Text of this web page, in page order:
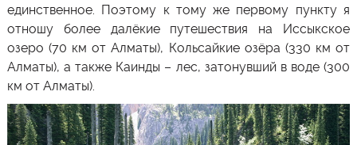
единственное. Поэтому к тому же первому пункту я
отношу более далёкие путешествия на Иссыкское
озеро (70 км от Алматы), Кольсайкие озёра (330 км от
Алматы), а также Каинды – лес, затонувший в воде (300
км от Алматы).